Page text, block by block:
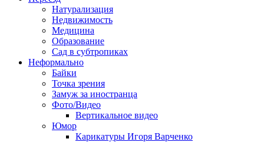
Натурализация
Недвижимость
Медицина
Образование
Сад в субтропиках
Неформально
Байки
Точка зрения
Замуж за иностранца
Фото/Видео
Вертикальное видео
Юмор
Карикатуры Игоря Варченко